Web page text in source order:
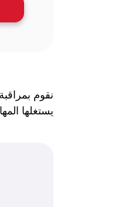
نقوم
يستغلها